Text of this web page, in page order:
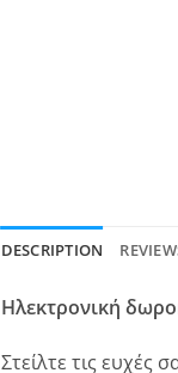
DESCRIPTION
Ηλεκτρονική
Στείλτε τις ευχές